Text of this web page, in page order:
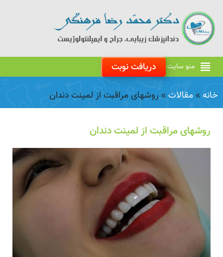
منو سایت دریافت نوبت
خانه » مقالات » روشهای مراقبت از لمینت دندان
روشهای مراقبت از لمینت دندان